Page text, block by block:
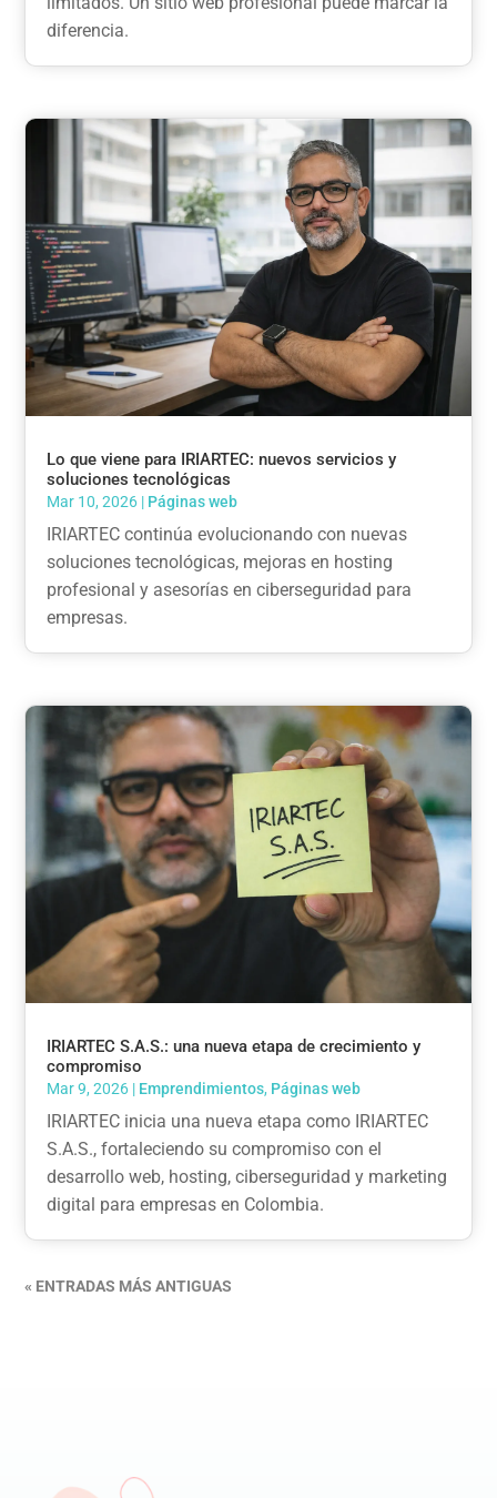
diferencia.
Lo que viene para IRIARTEC: nuevos servicios y
soluciones tecnológicas
Mar 10, 2026 | Páginas web
IRIARTEC continúa evolucionando con nuevas
soluciones tecnológicas, mejoras en hosting
profesional y asesorías en ciberseguridad para
empresas.
IRIARTEC S.A.S.: una nueva etapa de crecimiento y
compromiso
Mar 9, 2026 | Emprendimientos, Páginas web
IRIARTEC inicia una nueva etapa como IRIARTEC
S.A.S., fortaleciendo su compromiso con el
desarrollo web, hosting, ciberseguridad y marketing
digital para empresas en Colombia.
« ENTRADAS MÁS ANTIGUAS